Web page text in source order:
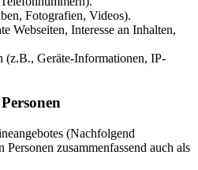
Fotografien, Videos).
Webseiten, Interesse an Inhalten,
(z.B., Geräte-Informationen, IP-
(Nachfolgend
zusammenfassend auch als